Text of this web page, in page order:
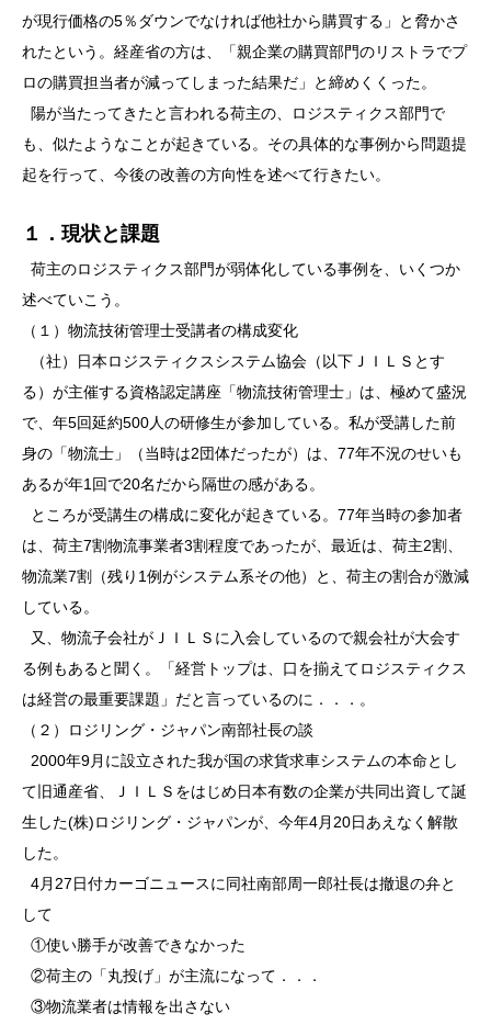
が現行価格の5％ダウンでなければ他社から購買する」と脅かさ
れたという。経産省の方は、「親企業の購買部門のリストラでプ
ロの購買担当者が減ってしまった結果だ」と締めくくった。
陽が当たってきたと言われる荷主の、ロジスティクス部門で
も、似たようなことが起きている。その具体的な事例から問題提
起を行って、今後の改善の方向性を述べて行きたい。
１．現状と課題
荷主のロジスティクス部門が弱体化している事例を、いくつか
述べていこう。
（１）物流技術管理士受講者の構成変化
（社）日本ロジスティクスシステム協会（以下ＪＩＬＳとす
る）が主催する資格認定講座「物流技術管理士」は、極めて盛況
で、年5回延約500人の研修生が参加している。私が受講した前
身の「物流士」（当時は2団体だったが）は、77年不況のせいも
あるが年1回で20名だから隔世の感がある。
ところが受講生の構成に変化が起きている。77年当時の参加者
は、荷主7割物流事業者3割程度であったが、最近は、荷主2割、
物流業7割（残り1例がシステム系その他）と、荷主の割合が激減
している。
又、物流子会社がＪＩＬＳに入会しているので親会社が大会す
る例もあると聞く。「経営トップは、口を揃えてロジスティクス
は経営の最重要課題」だと言っているのに．．．。
（２）ロジリング・ジャパン南部社長の談
2000年9月に設立された我が国の求貨求車システムの本命とし
て旧通産省、ＪＩＬＳをはじめ日本有数の企業が共同出資して誕
生した(株)ロジリング・ジャパンが、今年4月20日あえなく解散
した。
4月27日付カーゴニュースに同社南部周一郎社長は撤退の弁と
して
①使い勝手が改善できなかった
②荷主の「丸投げ」が主流になって．．．
③物流業者は情報を出さない